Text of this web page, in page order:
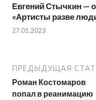
Евгений Стычкин —
«Артисты разве
27.01.2023
ПРЕДЫДУЩАЯ
Роман Костомаров
попал в реанимацию